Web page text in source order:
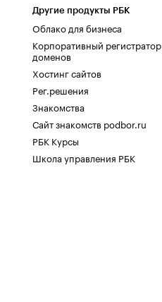
Другие продукты РБК
Облако для бизнеса
Корпоративный регистратор
доменов
Хостинг сайтов
Рег.решения
Знакомства
Сайт знакомств podbor.ru
РБК Курсы
Школа управления РБК